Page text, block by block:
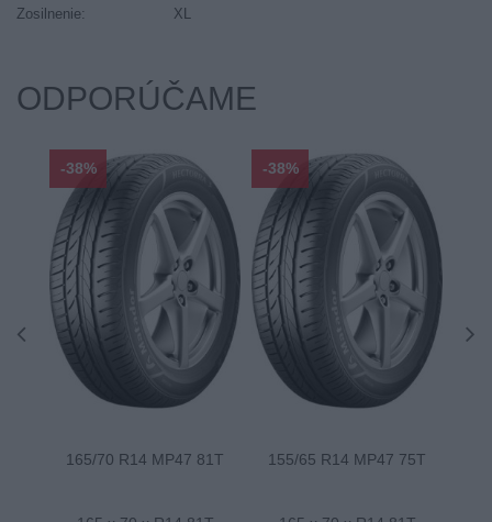
Zosilnenie:
XL
ODPORÚČAME
-38%
165/70 R14 MP47 81T
-38%
155/65 R14 MP47 75T